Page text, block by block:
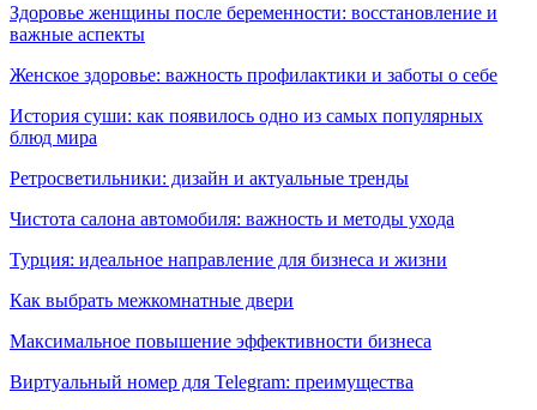
Здоровье женщины после беременности: восстановление и
важные аспекты
Женское здоровье: важность профилактики и заботы о себе
История суши: как появилось одно из самых популярных
блюд мира
Ретросветильники: дизайн и актуальные тренды
Чистота салона автомобиля: важность и методы ухода
Турция: идеальное направление для бизнеса и жизни
Как выбрать межкомнатные двери
Максимальное повышение эффективности бизнеса
Виртуальный номер для Telegram: преимущества